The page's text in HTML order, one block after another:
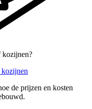
kozijnen?
de prijzen en kosten